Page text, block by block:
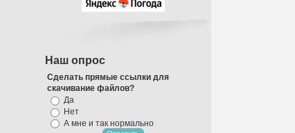
Наш опрос
Сделать прямые ссылки для
скачивание файлов?
Да
Нет
А мне и так нормально